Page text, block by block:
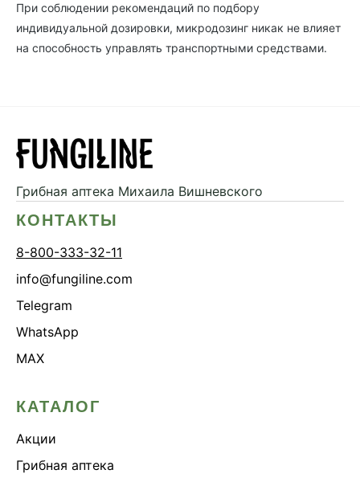
При соблюдении рекомендаций по подбору
индивидуальной дозировки, микродозинг никак не влияет
на способность управлять транспортными средствами.
Грибная аптека Михаила Вишневского
КОНТАКТЫ
8-800-333-32-11
info@fungiline.com
Telegram
WhatsApp
MAX
КАТАЛОГ
Акции
Грибная аптека